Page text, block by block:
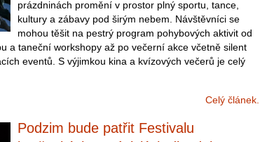
prázdninách promění v prostor plný sportu, tance,
kultury a zábavy pod širým nebem. Návštěvníci se
mohou těšit na pestrý program pohybových aktivit od
a taneční workshopy až po večerní akce včetně silent
eventů. S výjimkou kina a kvízových večerů je celý
Celý článek...
Podzim bude patřit Festivalu